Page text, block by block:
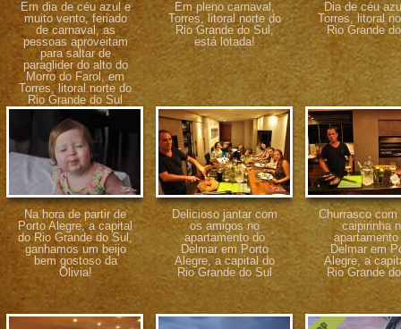
Em dia de céu azul e
muito vento, feriado
de carnaval, as
pessoas aproveitam
para saltar de
paraglider do alto do
Morro do Farol, em
Torres, litoral norte do
Rio Grande do Sul
Em pleno carnaval,
Torres, litoral norte do
Rio Grande do Sul,
está lotada!
Dia de céu
Torres, litoral
Rio Grande
Na hora de partir de
Porto Alegre, a capital
do Rio Grande do Sul,
ganhamos um beijo
bem gostoso da
Olivia!
Delicioso jantar com
os amigos no
apartamento do
Delmar em Porto
Alegre, a capital do
Rio Grande do Sul
Churrasco com
caipirinha
apartamento
Delmar em
Alegre, a
Rio Grande